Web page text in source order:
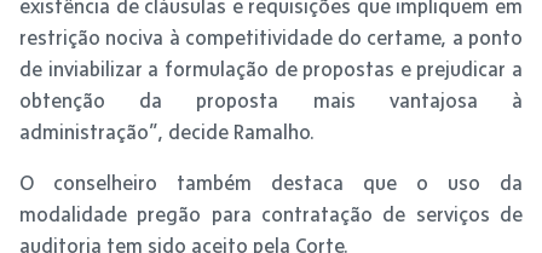
existência de cláusulas e requisições que impliquem em
restrição nociva à competitividade do certame, a ponto
de inviabilizar a formulação de propostas e prejudicar a
obtenção da proposta mais vantajosa à
administração”, decide Ramalho.
O conselheiro também destaca que o uso da
modalidade pregão para contratação de serviços de
auditoria tem sido aceito pela Corte.